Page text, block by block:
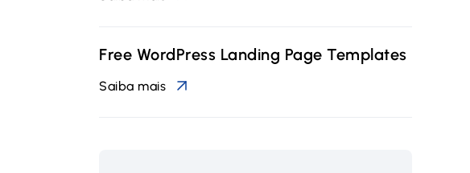
Free WordPress Landing Page Templates
Saiba mais